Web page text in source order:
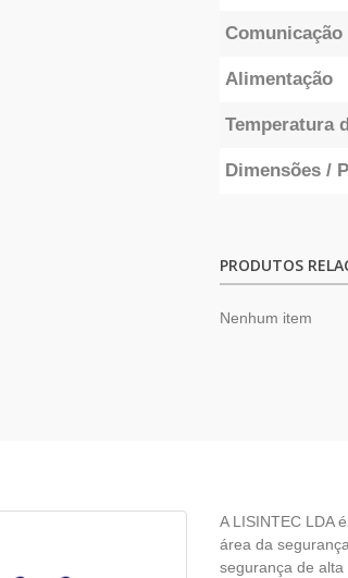
Comunicação
Alimentação
Temperatura
Dimensões /
PRODUTOS
Nenhum item
A LISINTEC LDA
área da
segurança de